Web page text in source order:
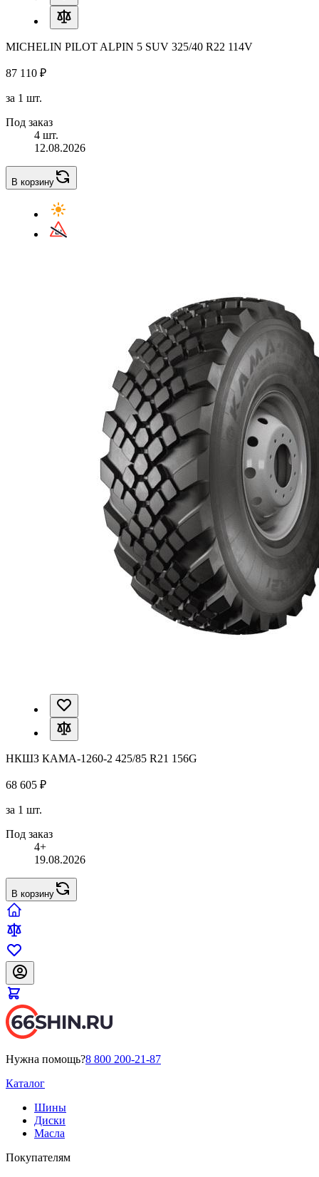
MICHELIN PILOT ALPIN 5 SUV 325/40 R22 114V
87 110 ₽
за 1 шт.
Под заказ
4 шт.
12.08.2026
В корзину
НКШЗ КАМА-1260-2 425/85 R21 156G
68 605 ₽
за 1 шт.
Под заказ
4+
19.08.2026
В корзину
Нужна помощь?8 800 200-21-87
Каталог
Шины
Диски
Масла
Покупателям